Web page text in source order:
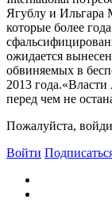
Ягублу и Ильгара
которые более
ожидается
обвиняемых в
2013
перед чем не
Пожалуйста,
Войти